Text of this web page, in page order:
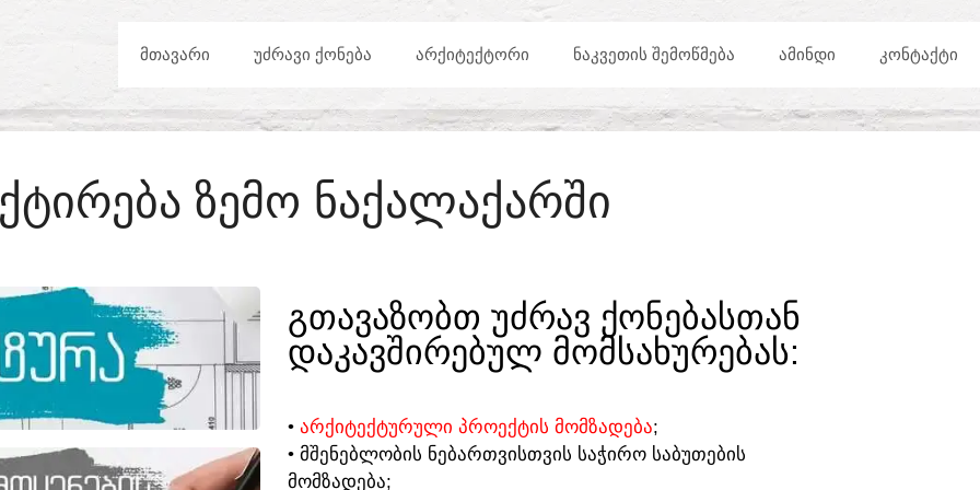
ᲛᲗᲐᲕᲐᲠᲘ ᲣᲫᲠᲐᲕᲘ ᲥᲝᲜᲔᲑᲐ ᲐᲠᲥᲘᲢᲔᲥᲢᲝᲠᲘ ᲜᲐᲙᲕᲔᲗᲘᲡ ᲨᲔᲛᲝᲬᲛᲔᲑᲐ ᲐᲛᲘᲜᲓᲘ ᲙᲝᲜᲢᲐᲥᲢᲘ
ᲖᲔᲛᲝ ᲜᲐᲥᲐᲚᲐᲥᲐᲠᲨᲘ
ᲒᲗᲐᲕᲐᲖᲝᲑᲗ ᲣᲫᲠᲐᲕ ᲥᲝᲜᲔᲑᲐᲡᲗᲐᲜ
ᲓᲐᲙᲐᲕᲨᲘᲠᲔᲑᲣᲚ ᲛᲝᲛᲡᲐᲮᲣᲠᲔᲑᲐᲡ:​
• ᲐᲠᲥᲘᲢᲔᲥᲢᲣᲠᲣᲚᲘ ᲞᲠᲝᲔᲥᲢᲘᲡ ᲛᲝᲛᲖᲐᲓᲔᲑᲐ;
• ᲛᲨᲔᲜᲔᲑᲚᲝᲑᲘᲡ ᲜᲔᲑᲐᲠᲗᲕᲘᲡᲗᲕᲘᲡ ᲡᲐᲭᲘᲠᲝ ᲡᲐᲑᲣᲗᲔᲑᲘᲡ
ᲛᲝᲛᲖᲐᲓᲔᲑᲐ;